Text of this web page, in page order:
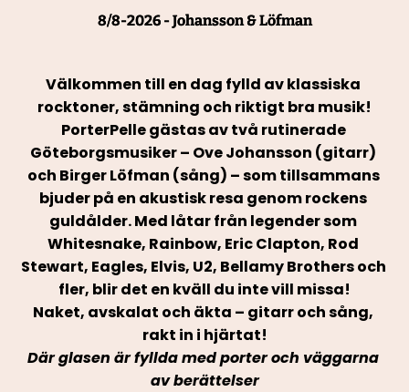
8/8-2026 - Johansson & Löfman
Välkommen till en dag fylld av klassiska
rocktoner, stämning och riktigt bra musik!
PorterPelle gästas av två rutinerade
Göteborgsmusiker – Ove Johansson (gitarr)
och Birger Löfman (sång) – som tillsammans
bjuder på en akustisk resa genom rockens
guldålder. Med låtar från legender som
Whitesnake, Rainbow, Eric Clapton, Rod
Stewart, Eagles, Elvis, U2, Bellamy Brothers och
fler, blir det en kväll du inte vill missa!
Naket, avskalat och äkta – gitarr och sång,
rakt in i hjärtat!
Där glasen är fyllda med porter och väggarna
av berättelser